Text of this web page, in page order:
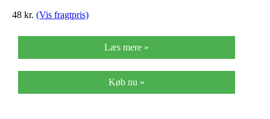
48 kr. (Vis fragtpris)
Læs mere »
Køb nu »